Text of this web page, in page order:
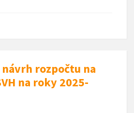
návrh rozpočtu na
na roky 2025-